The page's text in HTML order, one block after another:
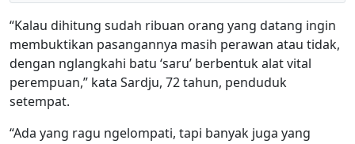
“Kalau dihitung sudah ribuan orang yang datang ingin
membuktikan pasangannya masih perawan atau tidak,
dengan nglangkahi batu ‘saru’ berbentuk alat vital
perempuan,” kata Sardju, 72 tahun, penduduk
setempat.
“Ada yang ragu ngelompati, tapi banyak juga yang